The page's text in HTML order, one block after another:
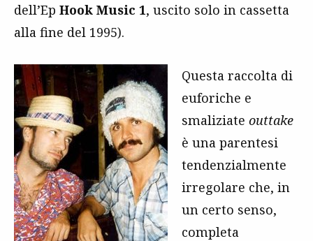
dell’Ep Hook Music 1, uscito solo in cassetta
alla fine del 1995).
Questa raccolta di
euforiche e
smaliziate outtake
è una parentesi
tendenzialmente
irregolare che, in
un certo senso,
completa